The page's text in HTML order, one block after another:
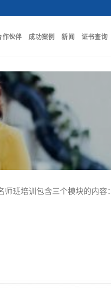
作伙伴 成功案例 新闻 证书查询
班培训包含三个模块的内容：